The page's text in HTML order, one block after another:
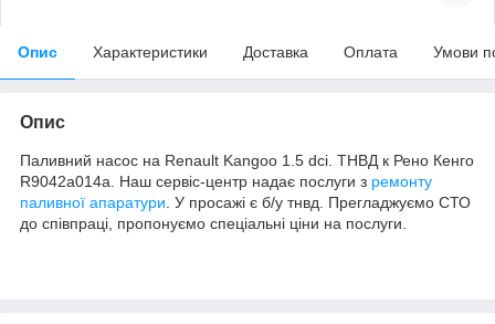
Опис Характеристики Доставка Оплата Умови
Опис
Паливний насос на Renault Kangoo 1.5 dci. ТНВД к Рено Кенго
R9042a014a. Наш сервіс-центр надає послуги з ремонту
паливної апаратури . У просажі є б/у тнвд. Прегладжуємо СТО
до співпраці, пропонуємо спеціальні ціни на послуги.